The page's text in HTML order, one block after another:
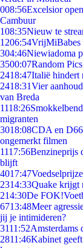
008:56Excelsior
Cambuur
108:35Nieuw te
1206:54VrijMiBabes
304:46Niewiadoma
3500:07Random
2418:47Italië hindert
2418:31Vier
van Breda
1118:26
migranten
3018:08CDA en
ongemerkt filmen
1117:56Benzineprijs
blijft
4017:47
2314:33Quake krijgt
214:30De
6713:48Meer
jij je intimideren?
3111:52Amsterdams
2811:46Kabinet